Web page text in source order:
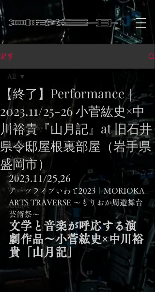
記事
All
Event
Discography
Profile
自主企画
Note
Works
Archive
All
【終了】Performance｜
2023.11/25-26 小菅紘史×中
川裕貴『山月記』at 旧石井
県令邸屋根裏部屋（岩手県
盛岡市）
2023.11/25,26
アーツライブいわて2023｜MORIOKA
ARTS TRAVERSE 〜もりおか周遊舞台
芸術祭〜
文学と音楽が呼応する演
劇作品～小菅紘史×中川裕
貴「山月記」